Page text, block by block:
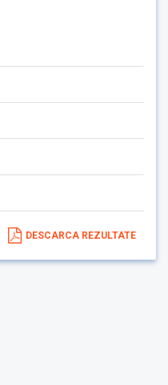
DESCARCA REZULTATE